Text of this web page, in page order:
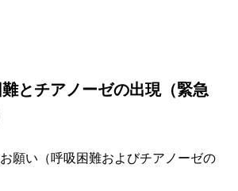
とチアノーゼの出現（緊急
願い（呼吸困難およびチアノーゼの